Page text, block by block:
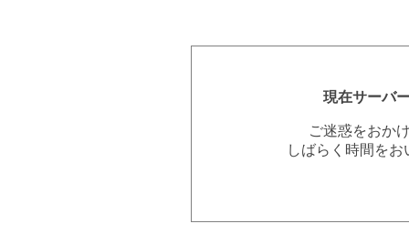
現在サーバ
ご迷惑をおか
しばらく時間を